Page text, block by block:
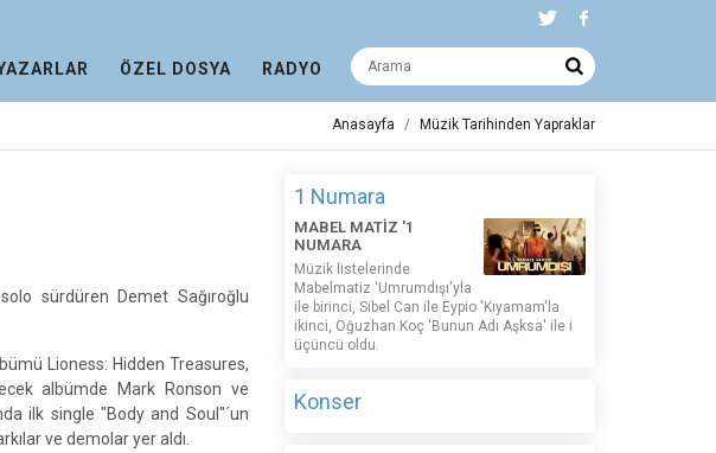
ÖZEL DOSYA RADYO
Anasayfa Müzik Tarihinden Yapraklar
sürdüren Demet Sağıroğlu
Lioness: Hidden Treasures,
albümde Mark Ronson ve
ilk single "Body and Soul"´un
ve demolar yer aldı.
1 Numara
MABEL MATİZ '1
NUMARA
Müzik listelerinde
Mabelmatiz ‘Umrumdışı'yla
ile birinci, Sibel Can ile Eypio 'Kıyamam'la
ikinci, Oğuzhan Koç 'Bunun Adı Aşksa' ile i
üçüncü oldu.
Konser